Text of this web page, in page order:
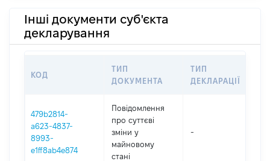
Інші документи суб'єкта
декларування
КОД
ТИП
ДОКУМЕНТА
ТИП
ДЕКЛАРАЦІЇ
479b2814-
a623-4837-
8993-
e1ff8ab4e874
Повідомлення
про суттєві
зміни y
майновому
стані
-